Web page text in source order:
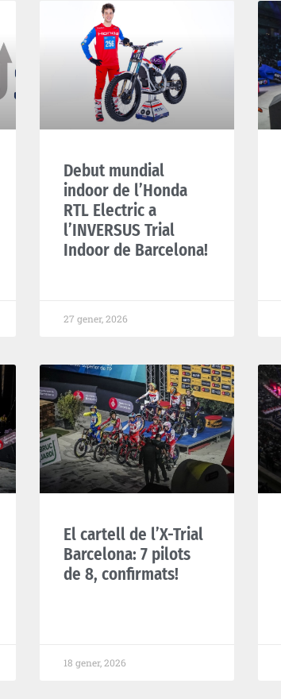
Debut mundial
indoor de l’Honda
RTL Electric a
l’INVERSUS Trial
Indoor de Barcelona!
27 gener, 2026
El cartell de l’X-Trial
Barcelona: 7 pilots
de 8, confirmats!
18 gener, 2026